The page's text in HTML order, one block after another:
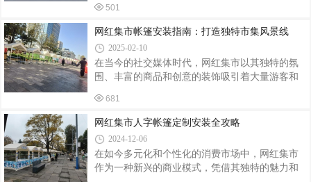
够提供充足的遮阳避雨空间，让家庭成员在户外
纳，便于携带和存放。无论是森林中的露营基地
库入口，推拉雨篷以其多样化的功能和个性化设
计，满足了不同场景下的需求。本文将深入探讨
推拉雨篷的定制安装过程，从需求分析到最终安
装，为您全面解析如何打造一个既实用又美观的
个性化遮阳避雨空间。一、需求分析：定制推拉
雨篷的起点定制推拉雨篷的第一步是进行需求分
析。这一过程包括以下几个关键方面：使用场
是家庭环境，是固定安装还是需要便于移动。
501
网红集市帐篷安装指南：打造独特市集风景线
2025-02-10
在当今的社交媒体时代，网红集市以其独特的氛
围、丰富的商品和创意的装饰吸引着大量游客和
为网红集市不可或缺的一部分，它们不仅为商家
提供了展示和销售的空间，还成为了集市上一道
道亮丽的风景线。本文将详细介绍网红集市帐篷
的安装步骤，帮助您轻松搭建出既美观又实用的
市集帐篷。一、准备工作选址规划：根据集市的
整体布局和人流走向，选择合适的地点安装帐
681
网红集市人字帐篷定制安装全攻略
2024-12-06
在如今多元化和个性化的消费市场中，网红集市
作为一种新兴的商业模式，凭借其独特的魅力和